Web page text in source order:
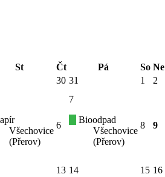
St Čt Pá So Ne
30 31 1
2
Všechovice
(Přerov)
6
7
Bioodpad
Všechovice
(Přerov)
8 9
13 14 15 16